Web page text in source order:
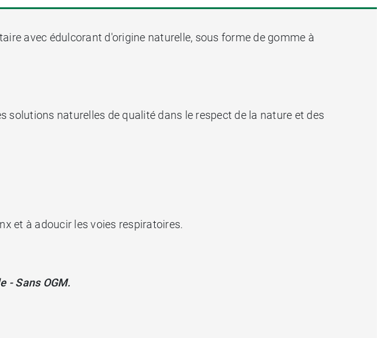
avec édulcorant d'origine naturelle, sous forme de gomme à
solutions naturelles de qualité dans le respect de la nature et des
et à adoucir les voies respiratoires.
- Sans OGM.